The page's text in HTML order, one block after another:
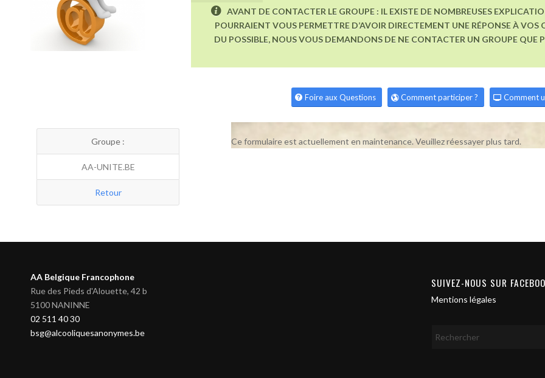
AVANT DE CONTACTER LE GROUPE : IL EXISTE DE NOMBREUSES
POURRAIENT VOUS PERMETTRE D’AVOIR DIRECTEMENT UNE RÉPONSE À VOS
DU POSSIBLE, NOUS VOUS DEMANDONS DE NE CONTACTER UN GROUPE QUE
Foire aux Questions Comment participer ? Comment
Groupe :
AA-UNITE.BE
Retour
Ce formulaire est actuellement en maintenance. Veuillez réessayer plus tard.
AA Belgique Francophone
Rue des Pieds d'Alouette, 42 b
5100 NANINNE
02 511 40 30
bsg@alcooliquesanonymes.be
SUIVEZ-NOUS SUR
Mentions légales